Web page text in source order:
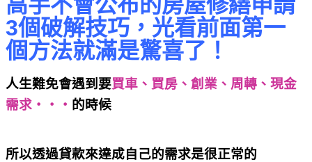
3個破解技巧，光看前面第一
個方法就滿是驚喜了！
人生難免會遇到要買車、買房、創業、周轉、現金
需求‧‧‧ 的時候
所以透過貸款來達成自己的需求是很正常的